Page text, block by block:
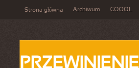
Strona główna Archiwum GOOOL
PRZEWINIENIE